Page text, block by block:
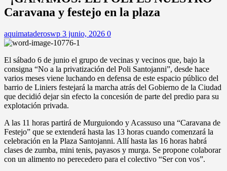
Caravana y festejo en la plaza
aquimataderoswp 3 junio, 2026 0
El sábado 6 de junio el grupo de vecinas y vecinos que, bajo la
consigna “No a la privatización del Poli Santojanni”, desde hace
varios meses viene luchando en defensa de este espacio público del
barrio de Liniers festejará la marcha atrás del Gobierno de la Ciudad
que decidió dejar sin efecto la concesión de parte del predio para su
explotación privada.
A las 11 horas partirá de Murguiondo y Acassuso una “Caravana de
Festejo” que se extenderá hasta las 13 horas cuando comenzará la
celebración en la Plaza Santojanni. Allí hasta las 16 horas habrá
clases de zumba, mini tenis, payasos y murga. Se propone colaborar
con un alimento no perecedero para el colectivo “Ser con vos”.